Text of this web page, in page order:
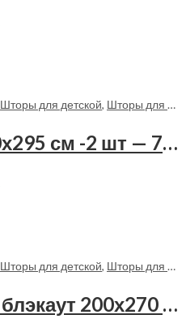
Шторы для детской, Шторы для спальни
Штора бархат 200х295 см -2 шт — 70173 в спальню, в гостиную
Шторы для детской, Шторы для спальни
Штора бархатная блэкаут 200х270 см -1 шт — 70178 в спальню